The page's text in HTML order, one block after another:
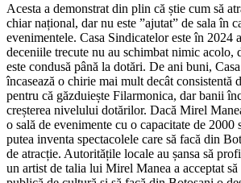
Acesta a demonstrat din plin că știe cum să
chiar național, dar nu este ”ajutat” de sala în
evenimentele. Casa Sindicatelor este în 2024
deceniile trecute nu au schimbat nimic acolo,
este condusă până la dotări. De ani buni,
încasează o chirie mai mult decât consistentă
pentru că găzduiește Filarmonica, dar banii
creșterea nivelului dotărilor. Dacă Mirel
o sală de evenimente cu o capacitate de 2000
putea inventa spectacolele care să facă din
de atracție. Autoritățile locale au șansa să
un artist de talia lui Mirel Manea a acceptat